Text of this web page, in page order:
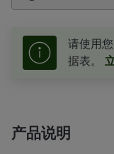
请使用
据表。
产品说明